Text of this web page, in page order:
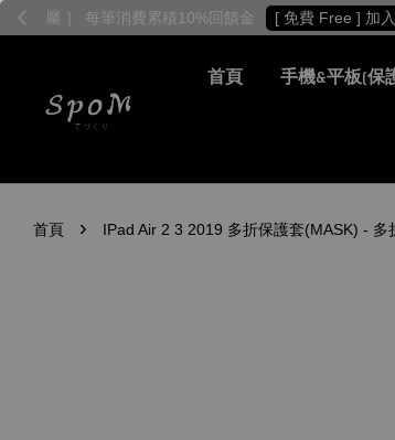
首頁 手機&平板(保
首頁 › IPad Air 2 3 2019 多折保護套(MASK) -